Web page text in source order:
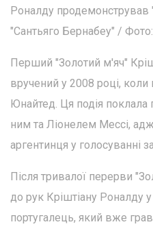
Роналду продемонстрував
"Сантьяго Бернабеу" /
Перший "Золотий м'яч"
вручений у 2008 році, коли
Юнайтед. Ця подія поклала
ним та Ліонелем Мессі,
аргентинця у голосуванні
Після тривалої перерви
до рук Кріштіану Роналду
португалець, який вже